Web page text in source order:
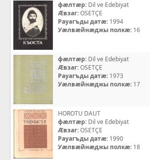
фæлтæр: Dil ve Edebiyat
Æвзаг:OSETÇE
Рауагъды датæ: 1994
Уæлвæйнæджы полкæ: 16
фæлтæр: Dil ve Edebiyat
Æвзаг:OSETÇE
Рауагъды датæ: 1973
Уæлвæйнæджы полкæ: 17
HOROTU DAUT
фæлтæр: Dil ve Edebiyat
Æвзаг:OSETÇE
Рауагъды датæ: 1990
Уæлвæйнæджы полкæ: 18